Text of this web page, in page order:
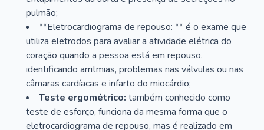
pulmão;
**Eletrocardiograma de repouso: ** é o exame que
utiliza eletrodos para avaliar a atividade elétrica do
coração quando a pessoa está em repouso,
identificando arritmias, problemas nas válvulas ou nas
câmaras cardíacas e infarto do miocárdio;
Teste ergométrico: também conhecido como
teste de esforço, funciona da mesma forma que o
eletrocardiograma de repouso, mas é realizado em